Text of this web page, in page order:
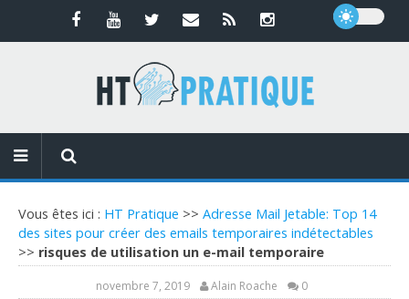
Vous êtes ici : HT Pratique >> Adresse Mail Jetable: Top 14
des sites pour créer des emails temporaires indétectables
>> risques de utilisation un e-mail temporaire
novembre 7, 2019 Alain Roache 0